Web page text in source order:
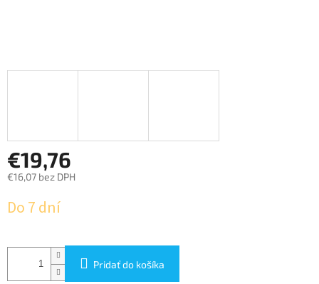
€19,76
€16,07 bez DPH
cena:
Do 7 dní
Pridať do košíka